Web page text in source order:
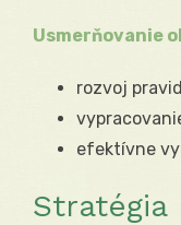
Usmerňovanie
rozvoj
efektívne
Stratégia